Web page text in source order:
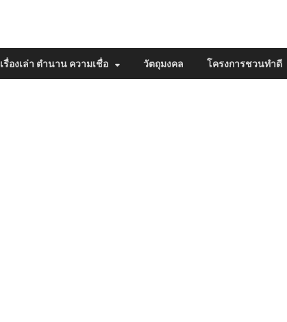
เรื่องเล่า ตำนาน ความเชื่อ วัตถุมงคล โครงการชวนทำดี